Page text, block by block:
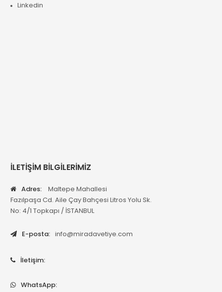
Linkedin
İLETİŞİM BİLGİLERİMİZ
Adres:
Maltepe Mahallesi
Fazılpaşa Cd. Aile Çay Bahçesi Litros Yolu Sk.
No: 4/1 Topkapı / İSTANBUL
E-posta: info@miradavetiye.com
İletişim:
WhatsApp: